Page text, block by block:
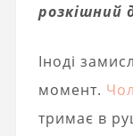
розкішний
Іноді
момент.
тримає в